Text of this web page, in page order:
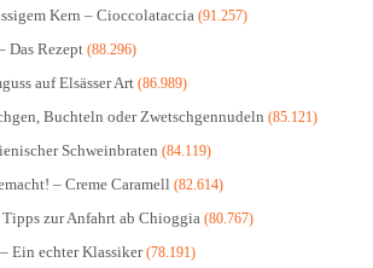
Kern – Cioccolataccia (91.257)
Das Rezept (88.296)
auf Elsässer Art (86.989)
Buchteln oder Zwetschgennudeln (85.121)
Schweinbraten (84.119)
– Creme Caramell (82.614)
zur Anfahrt ab Chioggia (80.767)
Ein echter Klassiker(78.191)